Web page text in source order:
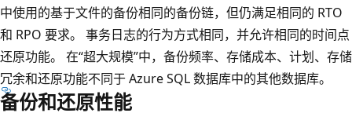
中使用的基于文件的备份相同的备份链，但仍满足相同的 RTO
和 RPO 要求。 事务日志的行为方式相同，并允许相同的时间点
还原功能。 在“超大规模”中，备份频率、存储成本、计划、存储
冗余和还原功能不同于 Azure SQL 数据库中的其他数据库。
备份和还原性能